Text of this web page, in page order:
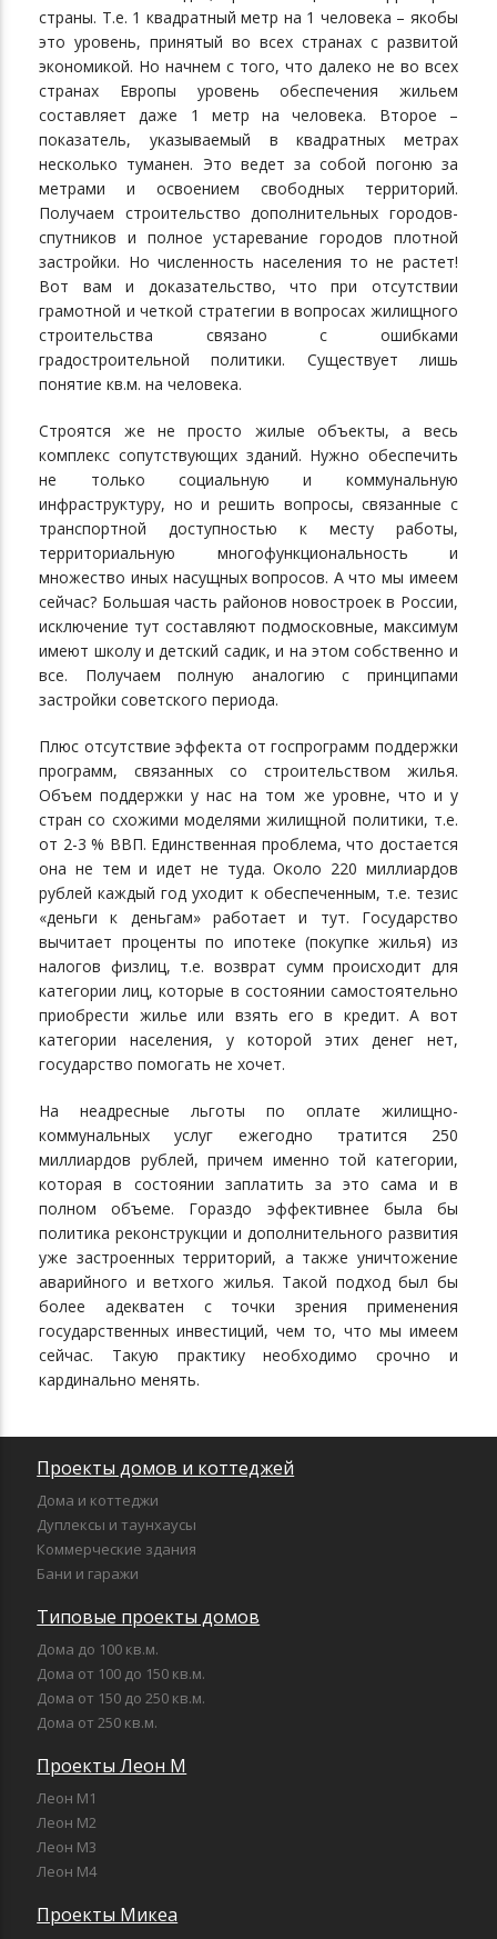
страны. Т.е. 1 квадратный метр на 1 человека – якобы
это уровень, принятый во всех странах с развитой
экономикой. Но начнем с того, что далеко не во всех
странах Европы уровень обеспечения жильем
составляет даже 1 метр на человека. Второе –
показатель, указываемый в квадратных метрах
несколько туманен. Это ведет за собой погоню за
метрами и освоением свободных территорий.
Получаем строительство дополнительных городов-
спутников и полное устаревание городов плотной
застройки. Но численность населения то не растет!
Вот вам и доказательство, что при отсутствии
грамотной и четкой стратегии в вопросах жилищного
строительства связано с ошибками
градостроительной политики. Существует лишь
понятие кв.м. на человека.
Строятся же не просто жилые объекты, а весь
комплекс сопутствующих зданий. Нужно обеспечить
не только социальную и коммунальную
инфраструктуру, но и решить вопросы, связанные с
транспортной доступностью к месту работы,
территориальную многофункциональность и
множество иных насущных вопросов. А что мы имеем
сейчас? Большая часть районов новостроек в России,
исключение тут составляют подмосковные, максимум
имеют школу и детский садик, и на этом собственно и
все. Получаем полную аналогию с принципами
застройки советского периода.
Плюс отсутствие эффекта от госпрограмм поддержки
программ, связанных со строительством жилья.
Объем поддержки у нас на том же уровне, что и у
стран со схожими моделями жилищной политики, т.е.
от 2-3 % ВВП. Единственная проблема, что достается
она не тем и идет не туда. Около 220 миллиардов
рублей каждый год уходит к обеспеченным, т.е. тезис
«деньги к деньгам» работает и тут. Государство
вычитает проценты по ипотеке (покупке жилья) из
налогов физлиц, т.е. возврат сумм происходит для
категории лиц, которые в состоянии самостоятельно
приобрести жилье или взять его в кредит. А вот
категории населения, у которой этих денег нет,
государство помогать не хочет.
На неадресные льготы по оплате жилищно-
коммунальных услуг ежегодно тратится 250
миллиардов рублей, причем именно той категории,
которая в состоянии заплатить за это сама и в
полном объеме. Гораздо эффективнее была бы
политика реконструкции и дополнительного развития
уже застроенных территорий, а также уничтожение
аварийного и ветхого жилья. Такой подход был бы
более адекватен с точки зрения применения
государственных инвестиций, чем то, что мы имеем
сейчас. Такую практику необходимо срочно и
кардинально менять.
Проекты домов и коттеджей
Дома и коттеджи
Дуплексы и таунхаусы
Коммерческие здания
Бани и гаражи
Типовые проекты домов
Дома до 100 кв.м.
Дома от 100 до 150 кв.м.
Дома от 150 до 250 кв.м.
Дома от 250 кв.м.
Проекты Леон М
Леон М1
Леон М2
Леон М3
Леон М4
Проекты Микеа